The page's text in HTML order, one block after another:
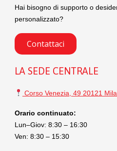
Hai bisogno di supporto o
personalizzato?
Contattaci
LA SEDE CENTRALE
Corso Venezia, 49 20121
Orario continuato:
Lun–Giov: 8:30 – 16:30
Ven: 8:30 – 15:30